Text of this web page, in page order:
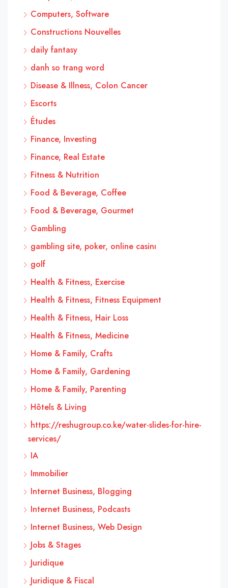
Computers, Software
Constructions Nouvelles
daily fantasy
danh so trang word
Disease & Illness, Colon Cancer
Escorts
Études
Finance, Investing
Finance, Real Estate
Fitness & Nutrition
Food & Beverage, Coffee
Food & Beverage, Gourmet
Gambling
gambling site, poker, online casinı
golf
Health & Fitness, Exercise
Health & Fitness, Fitness Equipment
Health & Fitness, Hair Loss
Health & Fitness, Medicine
Home & Family, Crafts
Home & Family, Gardening
Home & Family, Parenting
Hôtels & Living
https://reshugroup.co.ke/water-slides-for-hire-
services/
IA
Immobilier
Internet Business, Blogging
Internet Business, Podcasts
Internet Business, Web Design
Jobs & Stages
Juridique
Juridique & Fiscal